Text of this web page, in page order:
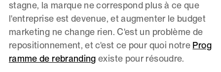
stagne, la marque ne correspond plus à ce que
l'entreprise est devenue, et augmenter le budget
marketing ne change rien. C'est un problème de
repositionnement, et c'est ce pour quoi notre Prog
ramme de rebranding existe pour résoudre.